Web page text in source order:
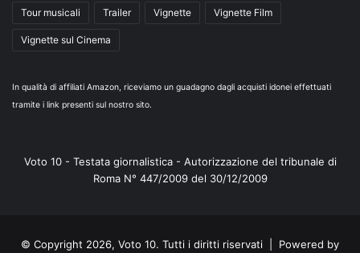
Tour musicali Trailer Vignette Vignette Film
Vignette sul Cinema
In qualità di affiliati Amazon, riceviamo un guadagno dagli acquisti idonei effettuati
tramite i link presenti sul nostro sito.
Voto 10 - Testata giornalistica - Autorizzazione del tribunale di
Roma N° 447/2009 del 30/12/2009
© Copyright 2026, Voto 10. Tutti i diritti riservati | Powered by